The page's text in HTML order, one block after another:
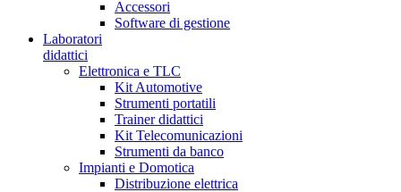
Accessori
Software di gestione
Laboratori
didattici
Elettronica e TLC
Kit Automotive
Strumenti portatili
Trainer didattici
Kit Telecomunicazioni
Strumenti da banco
Impianti e Domotica
Distribuzione elettrica